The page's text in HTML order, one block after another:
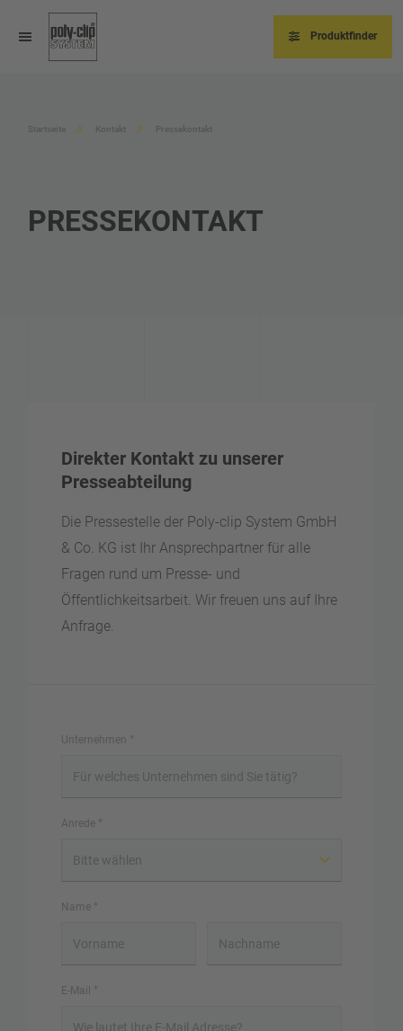
Inhalt
Produktfinder
Startseite Kontakt Pressekontakt
PRESSEKONTAKT
Direkter Kontakt zu unserer
Presseabteilung
Die Pressestelle der Poly-clip System GmbH
& Co. KG ist Ihr Ansprechpartner für alle
Fragen rund um Presse- und
Öffentlichkeitsarbeit. Wir freuen uns auf Ihre
Anfrage.
Unternehmen
Anrede
Name
E-Mail